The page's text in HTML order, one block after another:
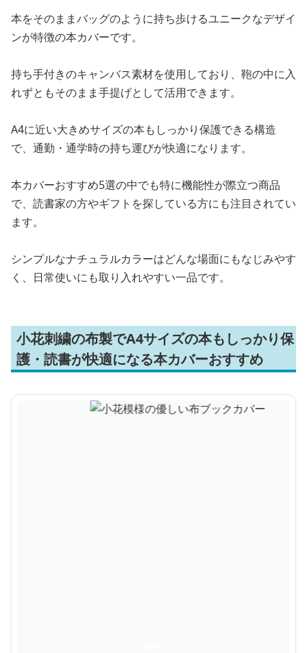
本をそのままバッグのように持ち歩けるユニークなデザイ
ンが特徴の本カバーです。
持ち手付きのキャンバス素材を使用しており、鞄の中に入
れずともそのまま手提げとして活用できます。
A4に近い大きめサイズの本もしっかり保護できる構造
で、通勤・通学時の持ち運びが快適になります。
本カバーおすすめ5選の中でも特に機能性が際立つ商品
で、読書家の方やギフトを探している方にも注目されてい
ます。
シンプルなナチュラルカラーはどんな場面にもなじみやす
く、日常使いにも取り入れやすい一品です。
小花刺繍の布製でA4サイズの本もしっかり保
護・読書が快適になる本カバーおすすめ